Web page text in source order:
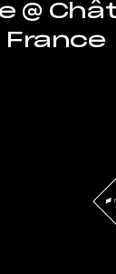
@
France